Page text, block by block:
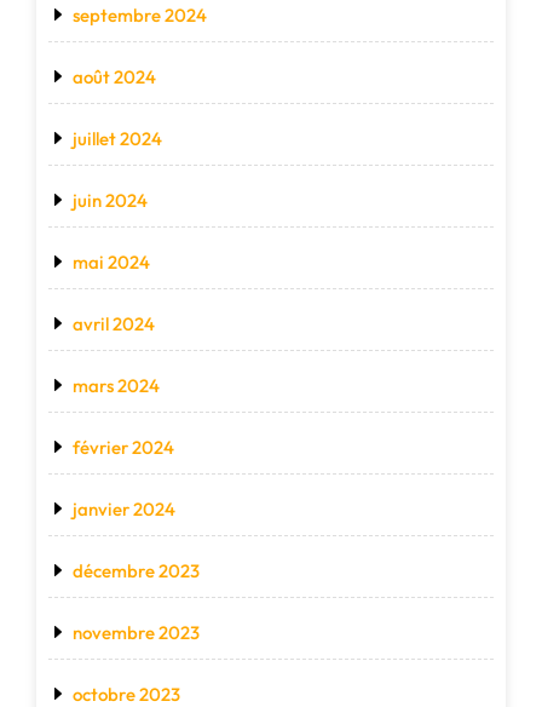
septembre 2024
août 2024
juillet 2024
juin 2024
mai 2024
avril 2024
mars 2024
février 2024
janvier 2024
décembre 2023
novembre 2023
octobre 2023